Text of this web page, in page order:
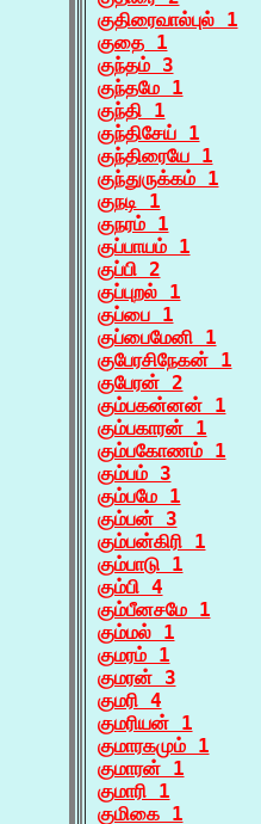
குதிரைவால்புல் 1
குதை 1
குந்தம் 3
குந்தமே 1
குந்தி 1
குந்திசேய் 1
குந்திரையே 1
குந்துருக்கம் 1
குநடி 1
குநரம் 1
குப்பாயம் 1
குப்பி 2
குப்புறல் 1
குப்பை 1
குப்பைமேனி 1
குபேரசிநேகன் 1
குபேரன் 2
கும்பகன்னன் 1
கும்பகாரன் 1
கும்பகோணம் 1
கும்பம் 3
கும்பமே 1
கும்பன் 3
கும்பன்கிரி 1
கும்பாடு 1
கும்பி 4
கும்பீனசமே 1
கும்மல் 1
குமரம் 1
குமரன் 3
குமரி 4
குமரியன் 1
குமாரகமும் 1
குமாரன் 1
குமாரி 1
குமிகை 1